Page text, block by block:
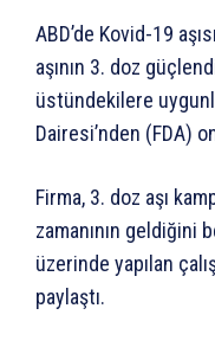
ABD’de Kovid-19
aşının 3. doz
üstündekilere
Dairesi’nden (FDA)
Firma, 3. doz aşı
zamanının geldiğini
üzerinde yapılan
paylaştı.